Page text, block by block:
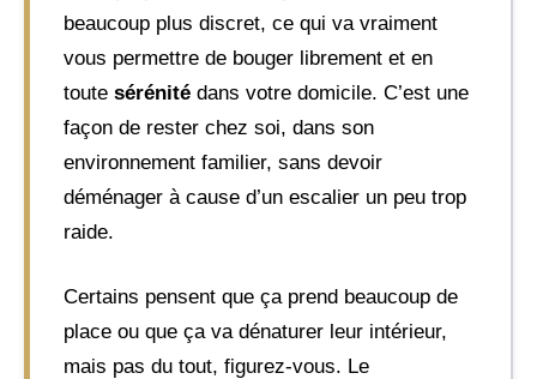
beaucoup plus discret, ce qui va vraiment
vous permettre de bouger librement et en
toute sérénité dans votre domicile. C’est une
façon de rester chez soi, dans son
environnement familier, sans devoir
déménager à cause d’un escalier un peu trop
raide.
Certains pensent que ça prend beaucoup de
place ou que ça va dénaturer leur intérieur,
mais pas du tout, figurez-vous. Le